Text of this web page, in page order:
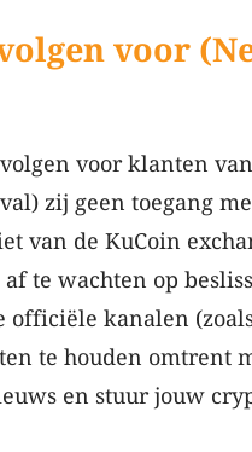
voor
voor klanten
zij geen toegang
van de KuCoin
te wachten op
officiële kanalen
te houden omtrent
en stuur jouw